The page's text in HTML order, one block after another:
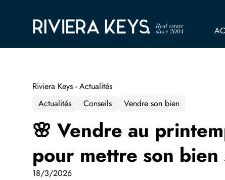
Riviera Keys - Actualités
Actualités
Conseils Vendre son bien
🌸 Vendre au
pour mettre son
18/3/2026